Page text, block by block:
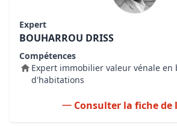
Expert
BOUHARROU DRISS
Compétences
Expert immobilier valeur vénale en
d'habitations
Consulter la fiche de